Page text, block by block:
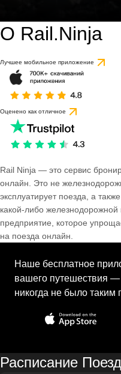
О Rail.Ninja
Лучшее мобильное приложение
Оценено как отличное
Rail Ninja — это сервис
онлайн. Это не
эксплуатирует поезда, а
какой-либо
предприятие, которое
на поезда онлайн.
Наше бесплатное
вашего путешествия
никогда не было таким
Расписание